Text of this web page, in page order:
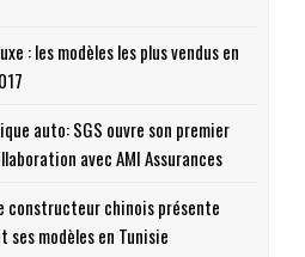
: les modèles les plus vendus en
auto: SGS ouvre son premier
avec AMI Assurances
constructeur chinois présente
ses modèles en Tunisie